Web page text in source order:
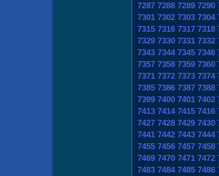
7287 7288 7289 7290
7301 7302 7303 7304
7315 7316 7317 7318
7329 7330 7331 7332
7343 7344 7345 7346
7357 7358 7359 7360
7371 7372 7373 7374
7385 7386 7387 7388
7399 7400 7401 7402
7413 7414 7415 7416
7427 7428 7429 7430
7441 7442 7443 7444
7455 7456 7457 7458
7469 7470 7471 7472
7483 7484 7485 7486